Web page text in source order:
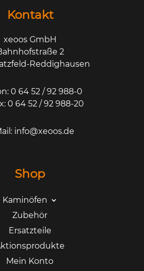
Kontakt
xeoos GmbH
2
Reddighausen
0 64 52 / 92 988-0
0 64 52 / 92 988-20
info@xeoos.de
Shop
Kaminöfen
Zubehör
Ersatzteile
Mein Konto